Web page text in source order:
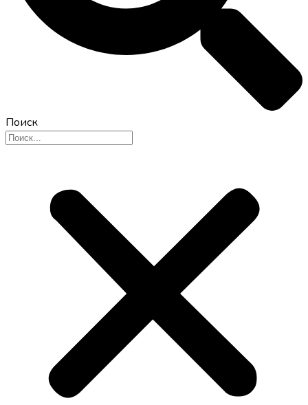
Поиск